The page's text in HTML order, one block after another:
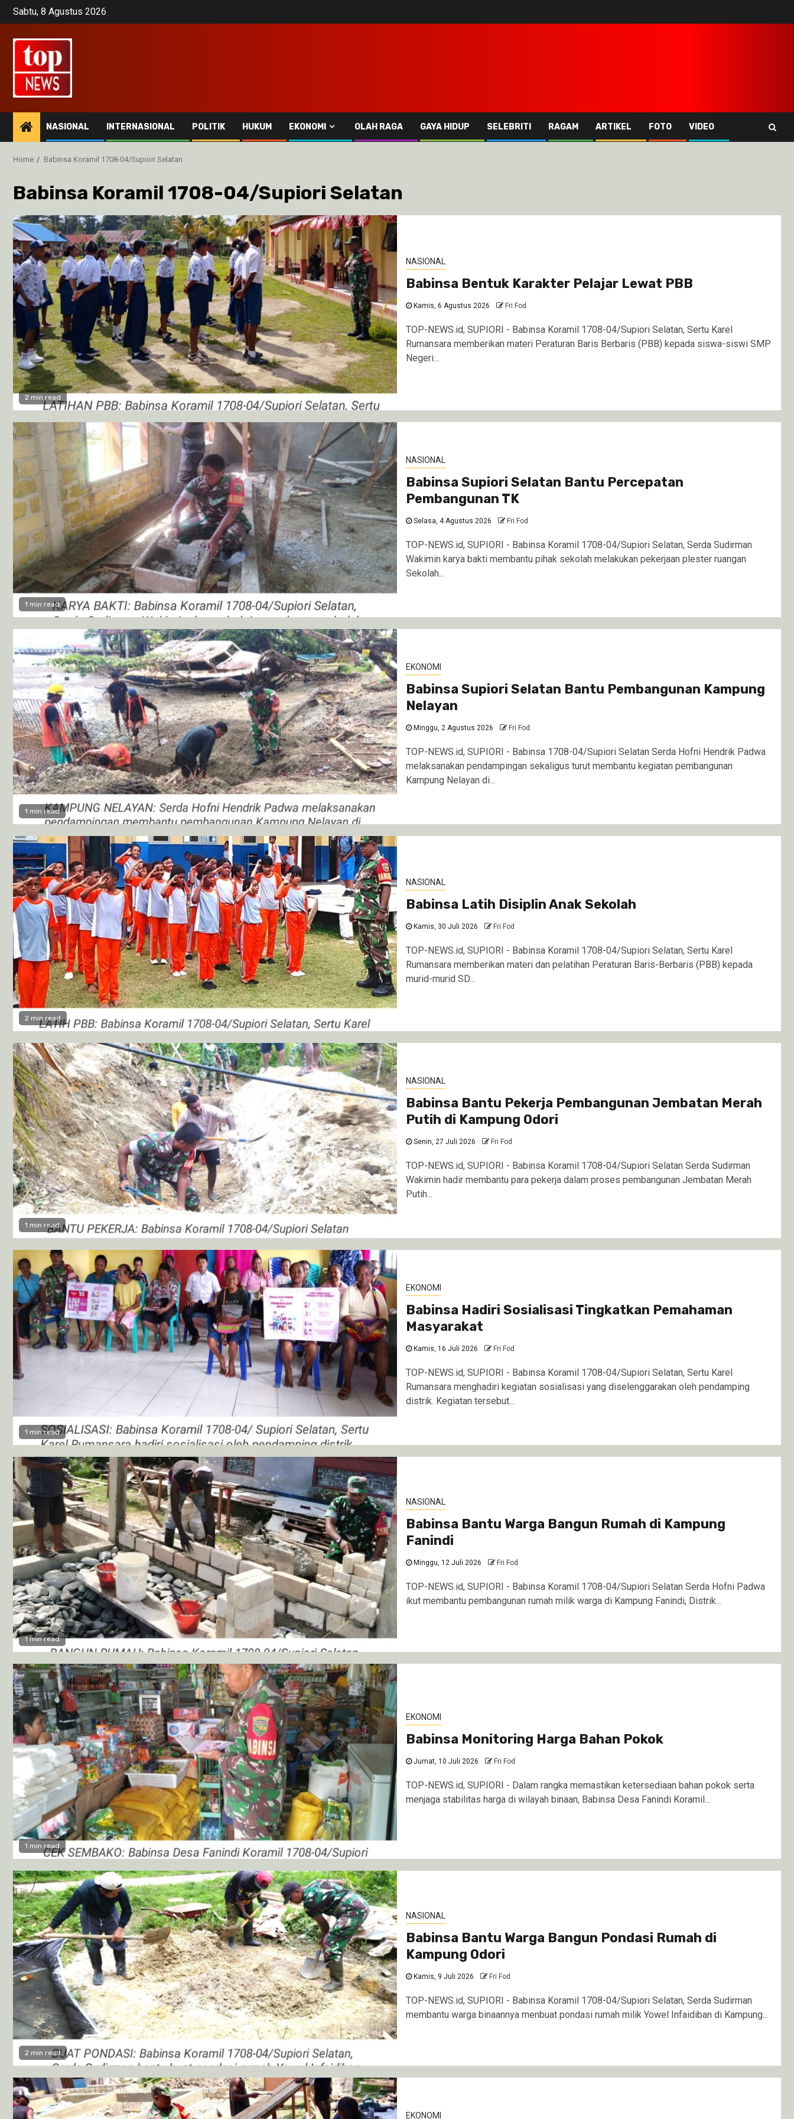
SkipSabtu, 8 Agustus 2026
NASIONAL INTERNASIONAL POLITIK HUKUM EKONOMI OLAH RAGA GAYA HIDUP SELEBRITI RAGAM ARTIKEL FOTO VIDEO
Home Babinsa Koramil 1708-04/Supiori Selatan
Babinsa Koramil 1708-04/Supiori Selatan
2 min read
NASIONAL
Babinsa Bentuk Karakter Pelajar Lewat PBB
Kamis, 6 Agustus 2026 Fri Fod
TOP-NEWS.id, SUPIORI - Babinsa Koramil 1708-04/Supiori Selatan, Sertu Karel
Rumansara memberikan materi Peraturan Baris Berbaris (PBB) kepada siswa-siswi SMP
Negeri...
1 min read
NASIONAL
Babinsa Supiori Selatan Bantu Percepatan
Pembangunan TK
Selasa, 4 Agustus 2026 Fri Fod
TOP-NEWS.id, SUPIORI - Babinsa Koramil 1708-04/Supiori Selatan, Serda Sudirman
Wakimin karya bakti membantu pihak sekolah melakukan pekerjaan plester ruangan
Sekolah...
1 min read
EKONOMI
Babinsa Supiori Selatan Bantu Pembangunan Kampung
Nelayan
Minggu, 2 Agustus 2026 Fri Fod
TOP-NEWS.id, SUPIORI - Babinsa 1708-04/Supiori Selatan Serda Hofni Hendrik Padwa
melaksanakan pendampingan sekaligus turut membantu kegiatan pembangunan
Kampung Nelayan di...
2 min read
NASIONAL
Babinsa Latih Disiplin Anak Sekolah
Kamis, 30 Juli 2026 Fri Fod
TOP-NEWS.id, SUPIORI - Babinsa Koramil 1708-04/Supiori Selatan, Sertu Karel
Rumansara memberikan materi dan pelatihan Peraturan Baris-Berbaris (PBB) kepada
murid-murid SD...
1 min read
NASIONAL
Babinsa Bantu Pekerja Pembangunan Jembatan Merah
Putih di Kampung Odori
Senin, 27 Juli 2026 Fri Fod
TOP-NEWS.id, SUPIORI - Babinsa Koramil 1708-04/Supiori Selatan Serda Sudirman
Wakimin hadir membantu para pekerja dalam proses pembangunan Jembatan Merah
Putih...
1 min read
EKONOMI
Babinsa Hadiri Sosialisasi Tingkatkan Pemahaman
Masyarakat
Kamis, 16 Juli 2026 Fri Fod
TOP-NEWS.id, SUPIORI - Babinsa Koramil 1708-04/Supiori Selatan, Sertu Karel
Rumansara menghadiri kegiatan sosialisasi yang diselenggarakan oleh pendamping
distrik. Kegiatan tersebut...
1 min read
NASIONAL
Babinsa Bantu Warga Bangun Rumah di Kampung
Fanindi
Minggu, 12 Juli 2026 Fri Fod
TOP-NEWS.id, SUPIORI - Babinsa Koramil 1708-04/Supiori Selatan Serda Hofni Padwa
ikut membantu pembangunan rumah milik warga di Kampung Fanindi, Distrik...
1 min read
EKONOMI
Babinsa Monitoring Harga Bahan Pokok
Jumat, 10 Juli 2026 Fri Fod
TOP-NEWS.id, SUPIORI - Dalam rangka memastikan ketersediaan bahan pokok serta
menjaga stabilitas harga di wilayah binaan, Babinsa Desa Fanindi Koramil...
2 min read
NASIONAL
Babinsa Bantu Warga Bangun Pondasi Rumah di
Kampung Odori
Kamis, 9 Juli 2026 Fri Fod
TOP-NEWS.id, SUPIORI - Babinsa Koramil 1708-04/Supiori Selatan, Serda Sudirman
membantu warga binaannya menbuat pondasi rumah milik Yowel Infaidiban di Kampung...
EKONOMI